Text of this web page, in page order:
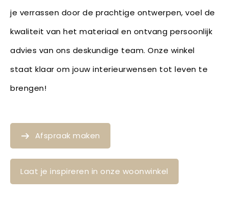
je verrassen door de prachtige ontwerpen, voel de
kwaliteit van het materiaal en ontvang persoonlijk
advies van ons deskundige team. Onze winkel
staat klaar om jouw interieurwensen tot leven te
brengen!
Afspraak maken
Laat je inspireren in onze woonwinkel